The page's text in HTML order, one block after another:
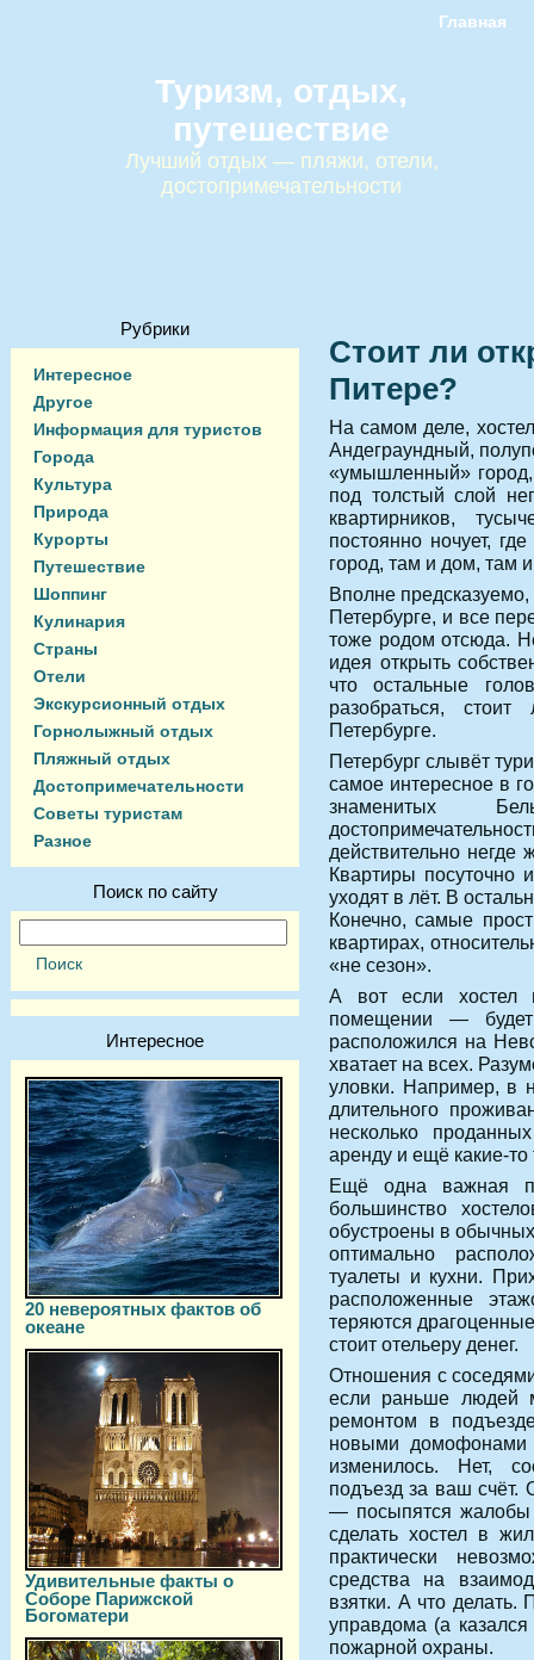
Главная
Туризм, отдых,
путешествие
Лучший отдых — пляжи, отели,
достопримечательности
Рубрики
Интересное
Другое
Информация для туристов
Города
Культура
Природа
Курорты
Путешествие
Шоппинг
Кулинария
Страны
Отели
Экскурсионный отдых
Горнолыжный отдых
Пляжный отдых
Достопримечательности
Советы туристам
Разное
Поиск по сайту
Интересное
20 невероятных фактов об
океане
Удивительные факты о
Соборе Парижской
Богоматери
Стоит ли
Питере?
На самом деле,
Андеграундный,
«умышленный»
под толстый слой
квартирников,
постоянно ночует,
город, там и дом, там
Вполне
Петербурге, и все
тоже родом отсюда.
идея открыть
что остальные
разобраться,
Петербурге.
Петербург слывёт
самое интересное в
знаменитых
действительно
Квартиры
уходят в лёт. В
Конечно, самые
квартирах,
«не сезон».
А вот если хостел
помещении —
расположился на
хватает на всех.
уловки. Например, в
длительного
несколько
аренду и ещё какие-
Ещё одна важная
большинство
обустроены в
оптимально
туалеты и кухни.
расположенные
теряются
стоит отельеру денег.
Отношения с
если раньше людей
ремонтом в
новыми домофонами
изменилось. Нет,
подъезд за ваш счёт.
— посыпятся жалобы
сделать хостел в
практически
средства на
взятки. А что делать.
управдома (а
пожарной охраны.